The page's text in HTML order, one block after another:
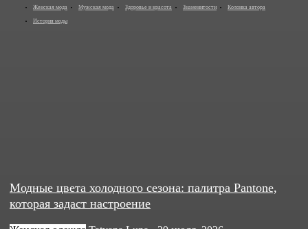
Модные цвета холодного сезона: палитра Pantone,
которая задаст настроение
Женская мода Мужская мода Здоровье и красота Знаменитости Колонка автора
История моды